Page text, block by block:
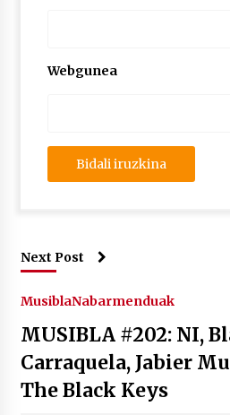
Webgunea
Next Post
MusiblaNabarmenduak
MUSIBLA #202: NI,
Carraquela, Jabier
The Black Keys